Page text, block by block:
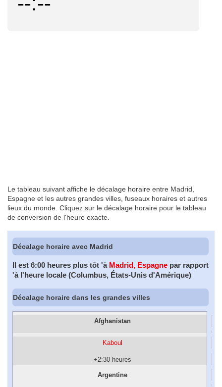
Le tableau suivant affiche le décalage horaire entre Madrid,
Espagne et les autres grandes villes, fuseaux horaires et autres
lieux du monde. Cliquez sur le décalage horaire pour le tableau
de conversion de l'heure exacte.
Décalage horaire avec Madrid
Il est 6:00 heures plus tôt 'à Madrid, Espagne par rapport
'à l'heure locale (Columbus, États-Unis d'Amérique)
Décalage horaire dans les grandes villes
Afghanistan
Kaboul
+2:30 heures
Argentine